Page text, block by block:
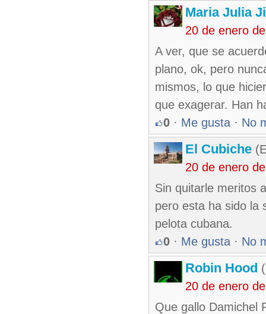
Maria Julia
20 de enero
A ver, que se
plano, ok, pero
mismos, lo que
que exagerar. Han
0 · Me gusta · No
El Cubiche
20 de enero
Sin quitarle meritos
pero esta ha sido la
pelota cubana.
0 · Me gusta · No
Robin Hood
20 de enero
Que gallo Damichel